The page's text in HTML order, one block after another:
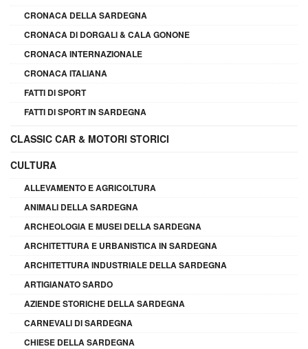
CRONACA DELLA SARDEGNA
CRONACA DI DORGALI & CALA GONONE
CRONACA INTERNAZIONALE
CRONACA ITALIANA
FATTI DI SPORT
FATTI DI SPORT IN SARDEGNA
CLASSIC CAR & MOTORI STORICI
CULTURA
ALLEVAMENTO E AGRICOLTURA
ANIMALI DELLA SARDEGNA
ARCHEOLOGIA E MUSEI DELLA SARDEGNA
ARCHITETTURA E URBANISTICA IN SARDEGNA
ARCHITETTURA INDUSTRIALE DELLA SARDEGNA
ARTIGIANATO SARDO
AZIENDE STORICHE DELLA SARDEGNA
CARNEVALI DI SARDEGNA
CHIESE DELLA SARDEGNA